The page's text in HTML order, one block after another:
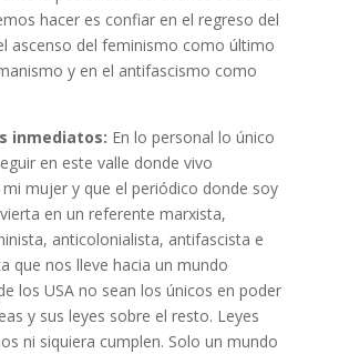
hacer es confiar en el regreso del
ascenso del feminismo como último
y en el antifascismo como
inmediatos: En lo personal lo único
en este valle donde vivo
mujer y que el periódico donde soy
en un referente marxista,
anticolonialista, antifascista e
que nos lleve hacia un mundo
los USA no sean los únicos en poder
y sus leyes sobre el resto. Leyes
ni siquiera cumplen. Solo un mundo